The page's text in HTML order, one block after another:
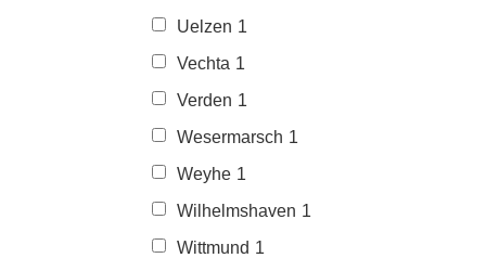
Uelzen 1
Vechta 1
Verden 1
Wesermarsch 1
Weyhe 1
Wilhelmshaven 1
Wittmund 1